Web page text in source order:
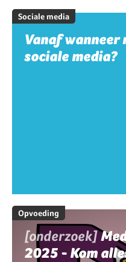
Sociale media
Vanaf wanneer
sociale media?
Opvoeding
[onderzoek]
2025 - Kom